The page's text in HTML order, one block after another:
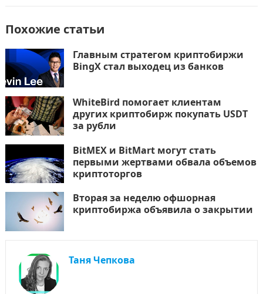
Похожие статьи
Главным стратегом криптобиржи
BingX стал выходец из банков
WhiteBird помогает клиентам
других криптобирж покупать USDT
за рубли
BitMEX и BitMart могут стать
первыми жертвами обвала объемов
криптоторгов
Вторая за неделю офшорная
криптобиржа объявила о закрытии
Таня Чепкова